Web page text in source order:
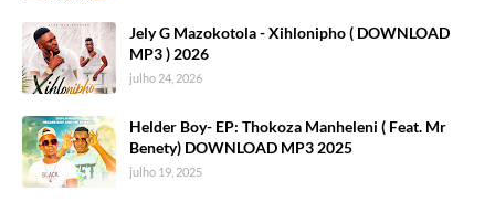
Jely G Mazokotola - Xihlonipho ( DOWNLOAD
MP3 ) 2026
julho 24, 2026
Helder Boy- EP: Thokoza Manheleni ( Feat. Mr
Benety) DOWNLOAD MP3 2025
julho 19, 2025